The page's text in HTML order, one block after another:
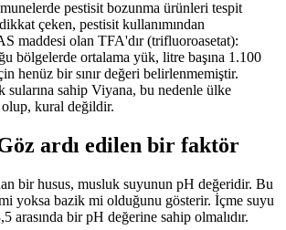
pestisit bozunma ürünleri tespit
çeken, pestisit kullanımından
maddesi olan TFA'dır (trifluoroasetat):
bölgelerde ortalama yük, litre başına 1.100
henüz bir sınır değeri belirlenmemiştir.
sahip Viyana, bu nedenle ülke
kural değildir.
ardı edilen bir faktör
bir husus, musluk suyunun pH değeridir. Bu
yoksa bazik mi olduğunu gösterir. İçme suyu
arasında bir pH değerine sahip olmalıdır.